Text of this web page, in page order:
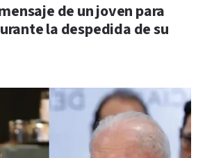
de un joven para
la despedida de su